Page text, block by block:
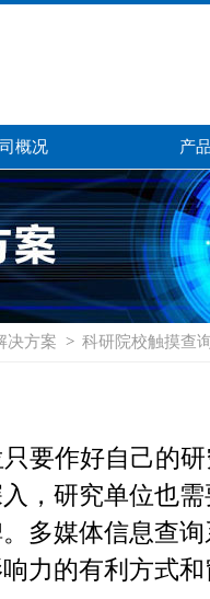
概况 产
决方案 > 科研院校触摸查
要作好自己的
，研究单位也
多媒体信息查
力的有利方式